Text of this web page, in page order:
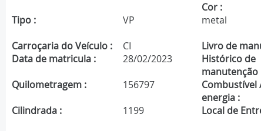
Tipo : VP
Cor :
metal
Carroçaria do Veículo : CI Livro de
Data de matricula :
28/02/2023
Histórico de
manutenção
Quilometragem :
156797
Combustível
energia :
Cilindrada :
1199 Local de